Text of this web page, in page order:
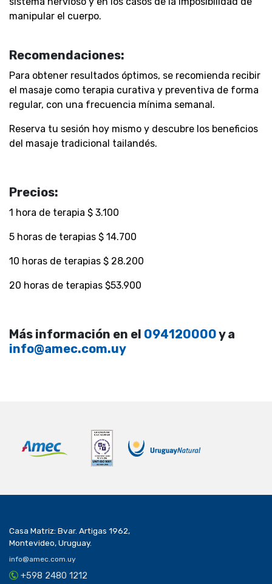
manipular el cuerpo.
Recomendaciones:
Para obtener resultados óptimos, se recomienda recibir
el masaje como terapia curativa y preventiva de forma
regular, con una frecuencia mínima semanal.
Reserva tu sesión hoy mismo y descubre los beneficios
del masaje tradicional tailandés.
Precios:
1 hora de terapia $ 3.100
5 horas de terapias $ 14.700
10 horas de terapias $ 28.200
20 horas de terapias $53.900
Más información en el 094120000y a
info@amec.com.uy
Casa Matriz: Bvar. Artigas 1962,
Montevideo, Uruguay.
info@amec.com.uy
+598 2480 1212